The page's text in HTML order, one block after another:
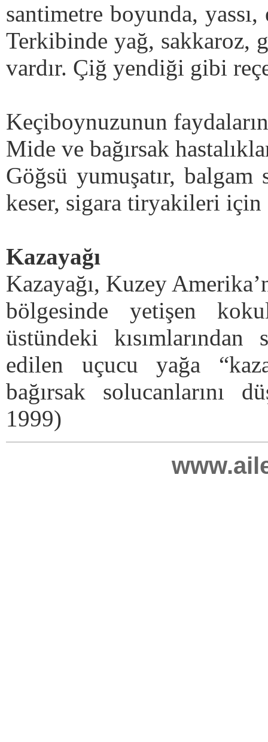
santimetre boyunda,
Terkibinde yağ, sakkaroz,
vardır. Çiğ yendiği gibi
Keçiboynuzunun
Mide ve bağırsak
Göğsü yumuşatır,
keser, sigara tiryakileri için
Kazayağı
Kazayağı, Kuzey
bölgesinde yetişen
üstündeki
edilen uçucu yağa
bağırsak solucanlarını
1999)